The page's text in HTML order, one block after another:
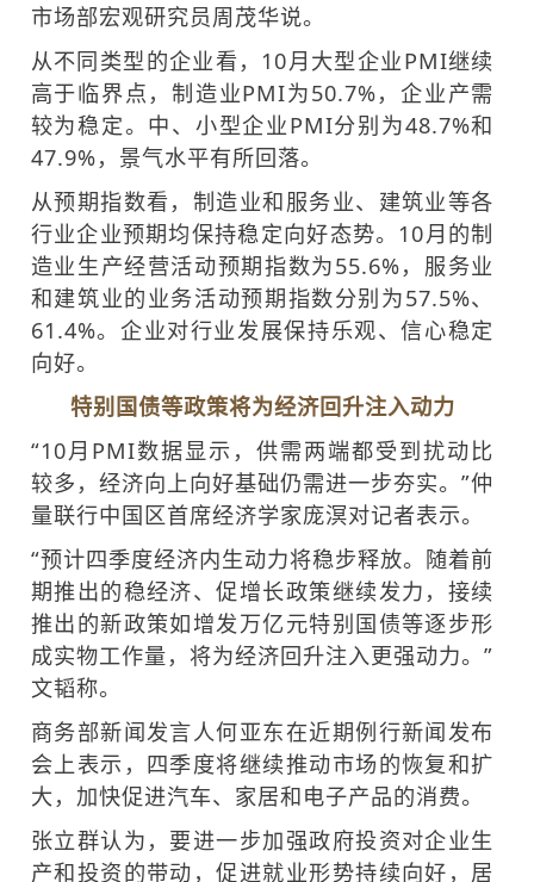
市场部宏观研究员周茂华说。
从不同类型的企业看，10月大型企业PMI继续
高于临界点，制造业PMI为50.7%，企业产需
较为稳定。中、小型企业PMI分别为48.7%和
47.9%，景气水平有所回落。
从预期指数看，制造业和服务业、建筑业等各
行业企业预期均保持稳定向好态势。10月的制
造业生产经营活动预期指数为55.6%，服务业
和建筑业的业务活动预期指数分别为57.5%、
61.4%。企业对行业发展保持乐观、信心稳定
向好。
特别国债等政策将为经济回升注入动力
“10月PMI数据显示，供需两端都受到扰动比
较多，经济向上向好基础仍需进一步夯实。”仲
量联行中国区首席经济学家庞溟对记者表示。
“预计四季度经济内生动力将稳步释放。随着前
期推出的稳经济、促增长政策继续发力，接续
推出的新政策如增发万亿元特别国债等逐步形
成实物工作量，将为经济回升注入更强动力。”
文韬称。
商务部新闻发言人何亚东在近期例行新闻发布
会上表示，四季度将继续推动市场的恢复和扩
大，加快促进汽车、家居和电子产品的消费。
张立群认为，要进一步加强政府投资对企业生
产和投资的带动，促进就业形势持续向好，居